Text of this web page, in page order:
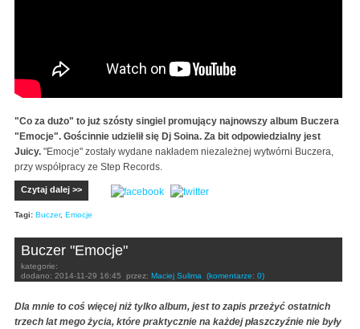
"Co za dużo" to już szósty singiel promujący najnowszy album Buczera
"Emocje". Gościnnie udzielił się Dj Soina. Za bit odpowiedzialny jest
Juicy. "Emocje" zostały wydane nakładem niezależnej wytwórni Buczera,
przy współpracy ze Step Records.
Czytaj dalej >>
Tagi: Buczer, Emocje
Buczer "Emocje"
kategorie:
dodano: 2014-11-29 16:45 przez: Maciej Sulima (komentarze: 0)
Dla mnie to coś więcej niż tylko album, jest to zapis przeżyć ostatnich
trzech lat mego życia, które praktycznie na każdej płaszczyźnie nie były